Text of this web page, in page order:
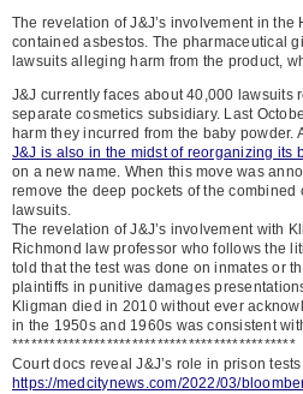
The revelation of J&J’s involvement in
contained asbestos. The pharmaceutical
lawsuits alleging harm from the product,
J&J currently faces about 40,000 lawsuits
separate cosmetics subsidiary. Last
harm they incurred from the baby
J&J is also in the midst of reorganizing its
on a new name. When this move was
remove the deep pockets of the
lawsuits.
The revelation of J&J’s involvement with
Richmond law professor who follows the
told that the test was done on inmates or
plaintiffs in punitive damages
Kligman died in 2010 without ever
in the 1950s and 1960s was consistent
*********************************************
Court docs reveal J&J’s role in prison
https://medcitynews.com/2022/03/